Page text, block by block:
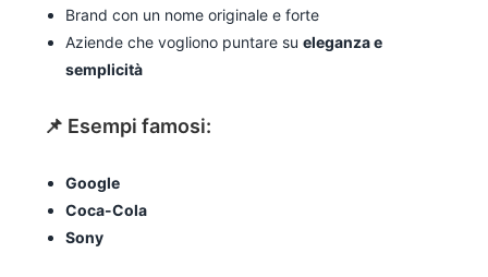
Brand con un nome originale e forte
Aziende che vogliono puntare su eleganza e
semplicità
📌 Esempi famosi:
Google
Coca-Cola
Sony